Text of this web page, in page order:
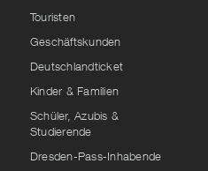
Touristen
Geschäftskunden
Deutschlandticket
Kinder & Familien
Schüler, Azubis &
Studierende
Dresden-Pass-Inhabende